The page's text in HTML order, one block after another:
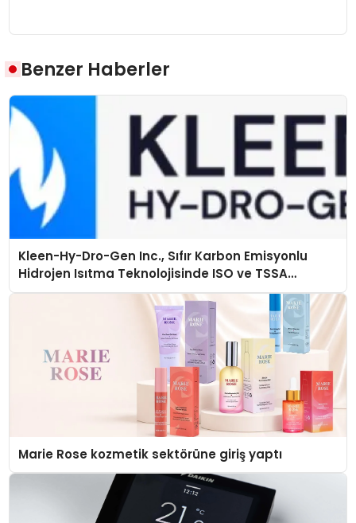
Benzer Haberler
Kleen-Hy-Dro-Gen Inc., Sıfır Karbon Emisyonlu
Hidrojen Isıtma Teknolojisinde ISO ve TSSA
Düzenleyici Onaylarını Aldı
Marie Rose kozmetik sektörüne giriş yaptı